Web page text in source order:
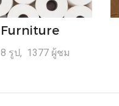
Furniture
8 รูป, 1377 ผู้ชม